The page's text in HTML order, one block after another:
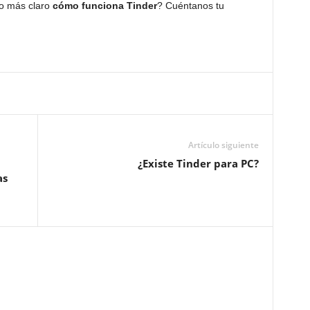
más claro cómo funciona Tinder? Cuéntanos tu
Artículo siguiente
¿Existe Tinder para PC?